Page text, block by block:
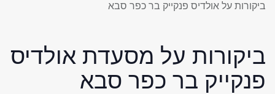
ביקורות על אולדיס פנקייק בר כפר סבא
ביקורות על מסעדת אולדיס
פנקייק בר כפר סבא